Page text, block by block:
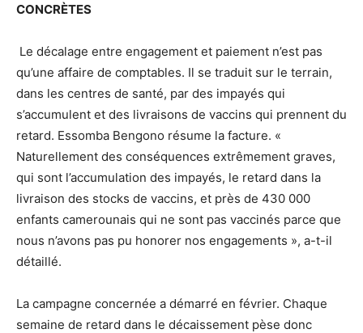
CONCRÈTES
Le décalage entre engagement et paiement n’est pas
qu’une affaire de comptables. Il se traduit sur le terrain,
dans les centres de santé, par des impayés qui
s’accumulent et des livraisons de vaccins qui prennent du
retard. Essomba Bengono résume la facture. «
Naturellement des conséquences extrêmement graves,
qui sont l’accumulation des impayés, le retard dans la
livraison des stocks de vaccins, et près de 430 000
enfants camerounais qui ne sont pas vaccinés parce que
nous n’avons pas pu honorer nos engagements », a-t-il
détaillé.
La campagne concernée a démarré en février. Chaque
semaine de retard dans le décaissement pèse donc